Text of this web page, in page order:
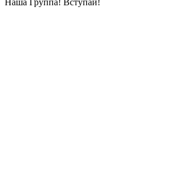
Наша Группа! Вступай!